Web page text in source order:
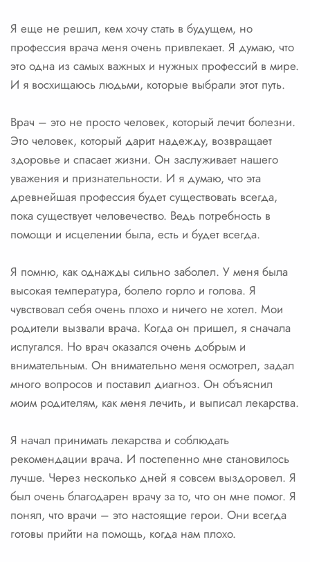
Я еще не решил, кем хочу стать в будущем, но
профессия врача меня очень привлекает. Я думаю, что
это одна из самых важных и нужных профессий в мире.
И я восхищаюсь людьми, которые выбрали этот путь.
Врач – это не просто человек, который лечит болезни.
Это человек, который дарит надежду, возвращает
здоровье и спасает жизни. Он заслуживает нашего
уважения и признательности. И я думаю, что эта
древнейшая профессия будет существовать всегда,
пока существует человечество. Ведь потребность в
помощи и исцелении была, есть и будет всегда.
Я помню, как однажды сильно заболел. У меня была
высокая температура, болело горло и голова. Я
чувствовал себя очень плохо и ничего не хотел. Мои
родители вызвали врача. Когда он пришел, я сначала
испугался. Но врач оказался очень добрым и
внимательным. Он внимательно меня осмотрел, задал
много вопросов и поставил диагноз. Он объяснил
моим родителям, как меня лечить, и выписал лекарства.
Я начал принимать лекарства и соблюдать
рекомендации врача. И постепенно мне становилось
лучше. Через несколько дней я совсем выздоровел. Я
был очень благодарен врачу за то, что он мне помог. Я
понял, что врачи – это настоящие герои. Они всегда
готовы прийти на помощь, когда нам плохо.